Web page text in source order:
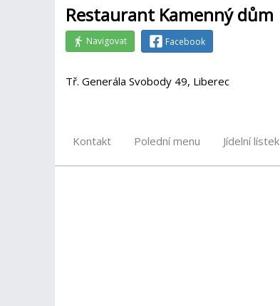
Restaurant Kamenný dům
Navigovat Facebook
Tř. Generála Svobody 49, Liberec
Kontakt Polední menu Jídelní lístek